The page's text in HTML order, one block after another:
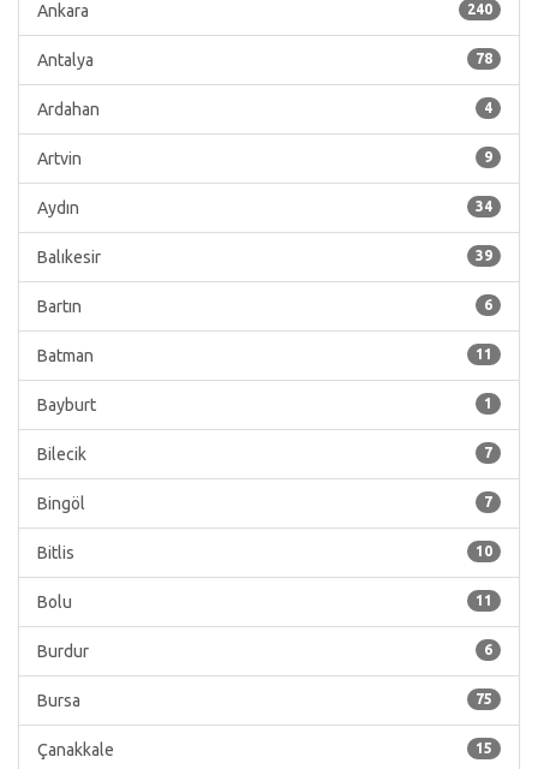
240
Ankara
78
Antalya
4
Ardahan
9
Artvin
34
Aydın
39
Balıkesir
6
Bartın
11
Batman
1
Bayburt
7
Bilecik
7
Bingöl
10
Bitlis
11
Bolu
6
Burdur
75
Bursa
15
Çanakkale